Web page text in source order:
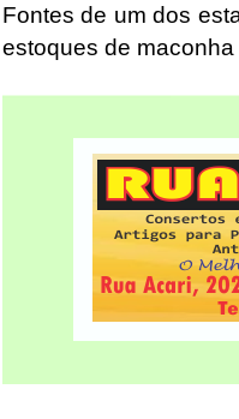
Fontes de um dos
estoques de